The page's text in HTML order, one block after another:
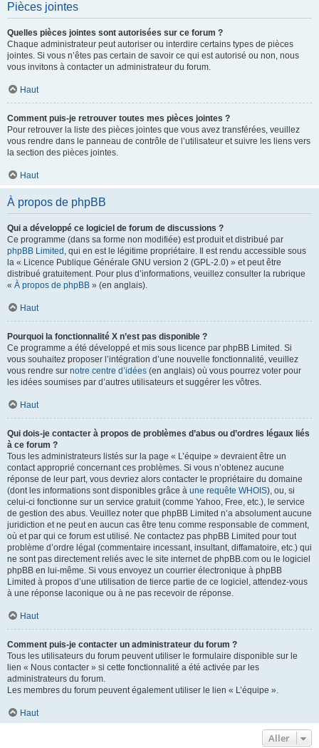
Pièces jointes
Quelles pièces jointes sont autorisées sur ce forum ?
Chaque administrateur peut autoriser ou interdire certains types de pièces
jointes. Si vous n’êtes pas certain de savoir ce qui est autorisé ou non, nous
vous invitons à contacter un administrateur du forum.
Haut
Comment puis-je retrouver toutes mes pièces jointes ?
Pour retrouver la liste des pièces jointes que vous avez transférées, veuillez
vous rendre dans le panneau de contrôle de l’utilisateur et suivre les liens vers
la section des pièces jointes.
Haut
À propos de phpBB
Qui a développé ce logiciel de forum de discussions ?
Ce programme (dans sa forme non modifiée) est produit et distribué par
phpBB Limited , qui en est le légitime propriétaire. Il est rendu accessible sous
la « Licence Publique Générale GNU version 2 (GPL-2.0) » et peut être
distribué gratuitement. Pour plus d’informations, veuillez consulter la rubrique
« À propos de phpBB » (en anglais).
Haut
Pourquoi la fonctionnalité X n’est pas disponible ?
Ce programme a été développé et mis sous licence par phpBB Limited. Si
vous souhaitez proposer l’intégration d’une nouvelle fonctionnalité, veuillez
vous rendre sur notre centre d’idées (en anglais) où vous pourrez voter pour
les idées soumises par d’autres utilisateurs et suggérer les vôtres.
Haut
Qui dois-je contacter à propos de problèmes d’abus ou d’ordres légaux liés
à ce forum ?
Tous les administrateurs listés sur la page « L’équipe » devraient être un
contact approprié concernant ces problèmes. Si vous n’obtenez aucune
réponse de leur part, vous devriez alors contacter le propriétaire du domaine
(dont les informations sont disponibles grâce à une requête WHOIS), ou, si
celui-ci fonctionne sur un service gratuit (comme Yahoo, Free, etc.), le service
de gestion des abus. Veuillez noter que phpBB Limited n’a absolument aucune
juridiction et ne peut en aucun cas être tenu comme responsable de comment,
où et par qui ce forum est utilisé. Ne contactez pas phpBB Limited pour tout
problème d’ordre légal (commentaire incessant, insultant, diffamatoire, etc.) qui
ne sont pas directement reliés avec le site internet de phpBB.com ou le logiciel
phpBB en lui-même. Si vous envoyez un courrier électronique à phpBB
Limited à propos d’une utilisation de tierce partie de ce logiciel, attendez-vous
à une réponse laconique ou à ne pas recevoir de réponse.
Haut
Comment puis-je contacter un administrateur du forum ?
Tous les utilisateurs du forum peuvent utiliser le formulaire disponible sur le
lien « Nous contacter » si cette fonctionnalité a été activée par les
administrateurs du forum.
Les membres du forum peuvent également utiliser le lien « L’équipe ».
Haut
Aller